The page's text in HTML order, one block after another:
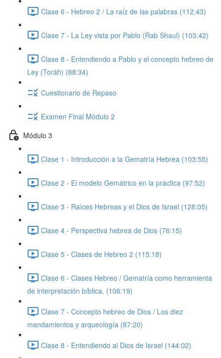
Clase 6 - Hebreo 2 / La raíz de las palabras (112:43)
Clase 7 - La Ley vista por Pablo (Rab Shaul) (103:42)
Clase 8 - Entendiendo a Pablo y el concepto hebreo de
Ley (Toráh) (88:34)
Cuestionario de Repaso
Examen Final Módulo 2
Módulo 3
Clase 1 - Introducción a la Gematría Hebrea (103:55)
Clase 2 - El modelo Gemátrico en la práctica (97:52)
Clase 3 - Raíces Hebreas y el Dios de Israel (128:05)
Clase 4 - Perspectiva hebrea de Dios (76:15)
Clase 5 - Clases de Hebreo 2 (115:18)
Clase 6 - Clases Hebreo / Gematría como herramienta
de interpretación bíblica. (106:19)
Clase 7 - Concepto hebreo de Dios / Los diez
mandamientos y arqueología (87:20)
Clase 8 - Entendiendo al Dios de Israel (144:02)